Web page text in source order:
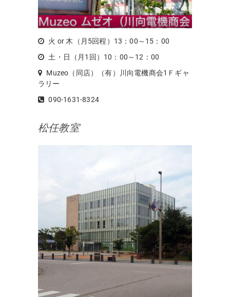
火 or 木（月5回程）13：00～15：00
土・日（月1回）10：00～12：00
Muzeo（同店）（有）川向電機商会1Ｆギャ
ラリー
090-1631-8324
松任教室